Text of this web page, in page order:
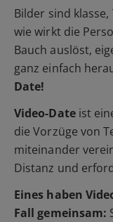
Bilder sind
wie wirkt die
Bauch auslöst,
ganz einfach
Date!
Video-Dateist
die Vorzüge von
miteinander
Distanz und
Eines haben
Fall gemeinsam: